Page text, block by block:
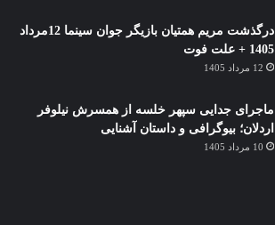
درگذشت مریم همتیان بازیگر جوان سینما 12مرداد
1405 + علت فوت
12 مرداد 1405
ماجرای جدایی سپهر خلسه از همسرش نیلوفر
اردلان؛ بیوگرافی و داستان آشنایی
10 مرداد 1405